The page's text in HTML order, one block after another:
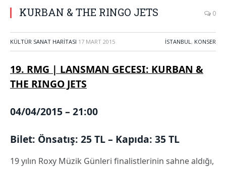
KURBAN & THE RINGO JETS 0
KÜLTÜR SANAT HARITASI 17 MART 2015 İSTANBUL, KONSER
19. RMG | LANSMAN GECESI: KURBAN &
THE RINGO JETS
04/04/2015 – 21:00
Bilet: Önsatış: 25 TL – Kapıda: 35 TL
19 yılın Roxy Müzik Günleri finalistlerinin sahne aldığı,